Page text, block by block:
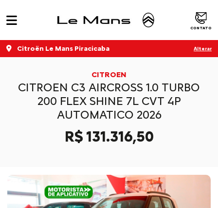
CONTATO
Citroën Le Mans Piracicaba Alterar
CITROEN
CITROEN C3 AIRCROSS 1.0 TURBO
200 FLEX SHINE 7L CVT 4P
AUTOMATICO 2026
R$ 131.316,50